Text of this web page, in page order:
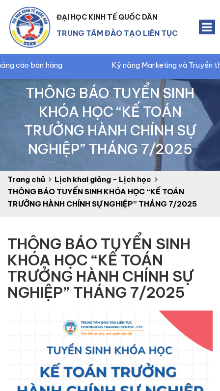
ĐẠI HỌC KINH TẾ QUỐC DÂN
TRUNG TÂM ĐÀO TẠO LIÊN TỤC
hàng Kỹ năng Marketing và Truyền thông
THÔNG BÁO TUYỂN SINH
KHÓA HỌC “KẾ TOÁN
TRƯỞNG HÀNH CHÍNH SỰ
NGHIỆP” THÁNG 7/2025
Trang chủ
Lịch khai giảng - Lịch học
THÔNG BÁO TUYỂN SINH KHÓA HỌC “KẾ TOÁN
TRƯỞNG HÀNH CHÍNH SỰ NGHIỆP” THÁNG 7/2025
THÔNG BÁO TUYỂN SINH
KHÓA HỌC “KẾ TOÁN
TRƯỞNG HÀNH CHÍNH SỰ
NGHIỆP” THÁNG 7/2025